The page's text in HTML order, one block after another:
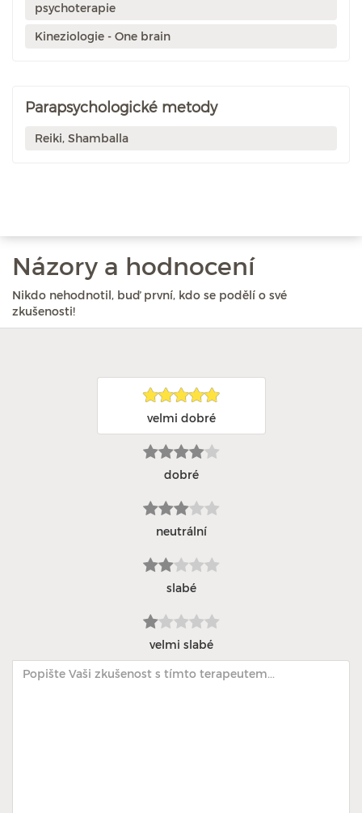
psychoterapie
Kineziologie - One brain
Parapsychologické metody
Reiki, Shamballa
Názory a hodnocení
Nikdo nehodnotil, buď první, kdo se podělí o své
zkušenosti!
velmi dobré
dobré
neutrální
slabé
velmi slabé